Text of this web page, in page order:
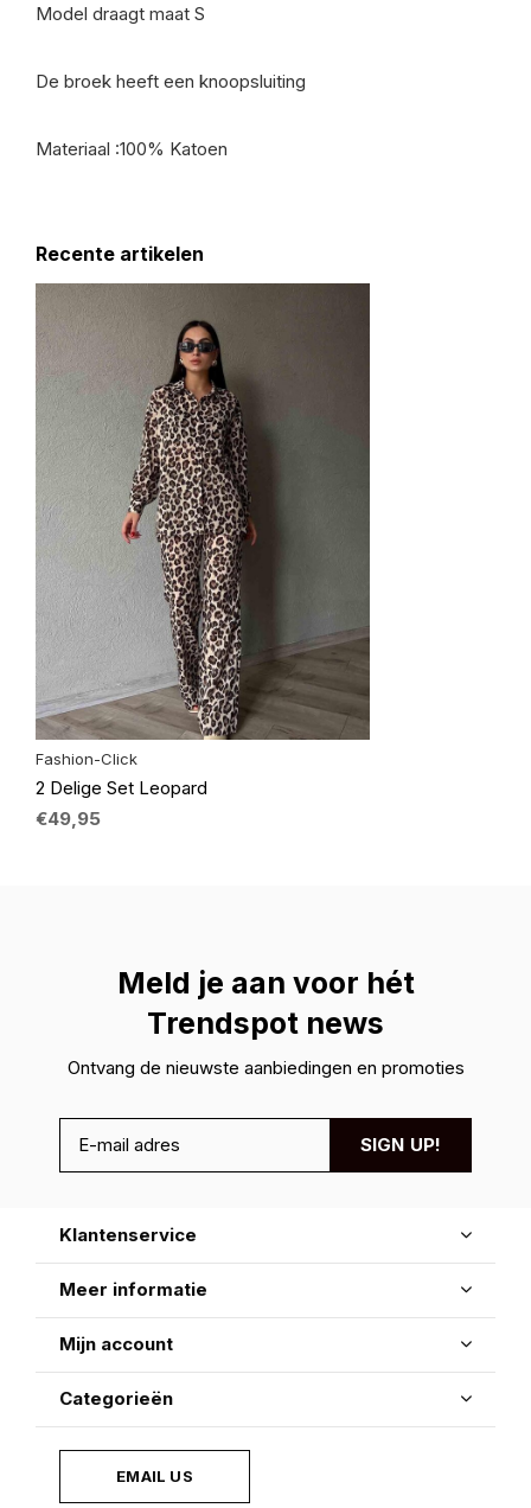
Model draagt maat S
De broek heeft een knoopsluiting
Materiaal :100% Katoen
Recente artikelen
Fashion-Click
2 Delige Set Leopard
€49,95
Meld je aan voor hét
Trendspot news
Ontvang de nieuwste aanbiedingen en promoties
SIGN UP!
Klantenservice
Meer informatie
Mijn account
Categorieën
EMAIL US